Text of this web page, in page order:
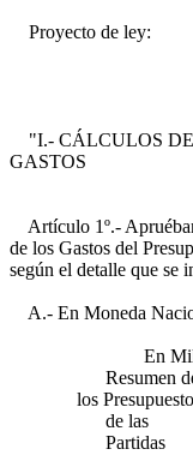
Proyecto de ley:
"I.- CÁLCULOS DE
GASTOS
Artículo 1º.-
de los Gastos del
según el detalle que se
A.- En Moneda
En Miles
Resumen de
los Presupuestos
de las
Partidas